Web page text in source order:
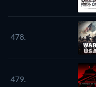
478.
479.